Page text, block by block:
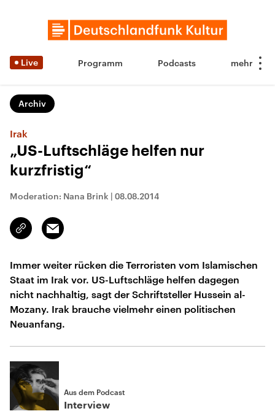
Live Programm Podcasts
Archiv
Irak
„US-Luftschläge helfen nur
kurzfristig“
Moderation: Nana Brink | 08.08.2014
Link
kopieren/teilen
Email
Immer weiter rücken die Terroristen vom Islamischen
Staat im Irak vor. US-Luftschläge helfen dagegen
nicht nachhaltig, sagt der Schriftsteller Hussein al-
Mozany. Irak brauche vielmehr einen politischen
Neuanfang.
Aus dem Podcast
Interview